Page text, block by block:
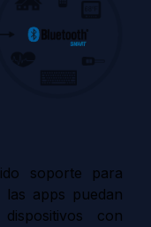
soporte para
las apps puedan
con